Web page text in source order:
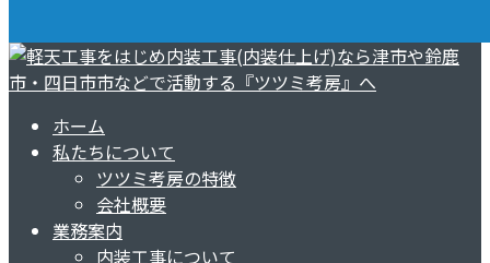
ホーム
私たちについて
ツツミ考房の特徴
会社概要
業務案内
内装工事について